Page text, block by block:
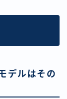
デルはその